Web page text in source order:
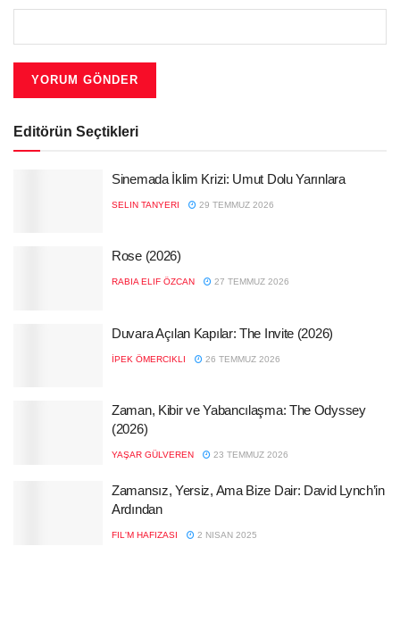
Editörün Seçtikleri
Sinemada İklim Krizi: Umut Dolu Yarınlara
SELIN TANYERI 29 TEMMUZ 2026
Rose (2026)
RABIA ELIF ÖZCAN 27 TEMMUZ 2026
Duvara Açılan Kapılar: The Invite (2026)
İPEK ÖMERCIKLI 26 TEMMUZ 2026
Zaman, Kibir ve Yabancılaşma: The Odyssey
(2026)
YAŞAR GÜLVEREN 23 TEMMUZ 2026
Zamansız, Yersiz, Ama Bize Dair: David Lynch’in
Ardından
FIL'M HAFIZASI 2 NISAN 2025